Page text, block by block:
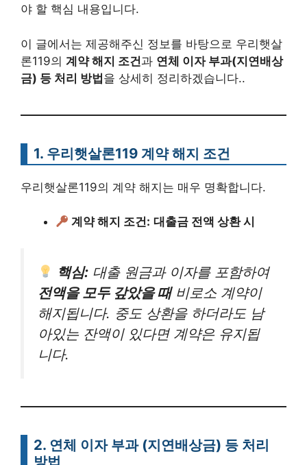
야 할 핵심 내용입니다.
이 글에서는 제공해주신 정보를 바탕으로 우리햇살
론119의 계약 해지 조건과 연체 이자 부과(지연배상
금) 등 처리 방법을 상세히 정리하겠습니다..
1. 우리햇살론119 계약 해지 조건
우리햇살론119의 계약 해지는 매우 명확합니다.
계약 해지 조건: 대출금 전액 상환 시
핵심: 대출 원금과 이자를 포함하여
전액을 모두 갚았을 때비로소 계약이
해지됩니다. 중도 상환을 하더라도 남
아있는 잔액이 있다면 계약은 유지됩
니다.
2. 연체 이자 부과 (지연배상금) 등 처리
방법